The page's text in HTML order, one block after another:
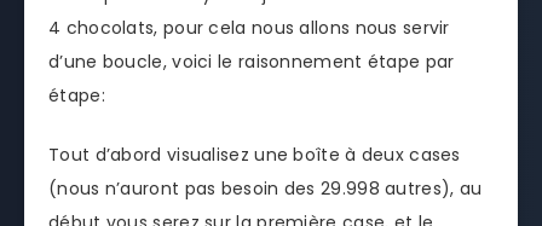
4 chocolats, pour cela nous allons nous servir
d’une boucle, voici le raisonnement étape par
étape:
Tout d’abord visualisez une boîte à deux cases
(nous n’auront pas besoin des 29.998 autres), au